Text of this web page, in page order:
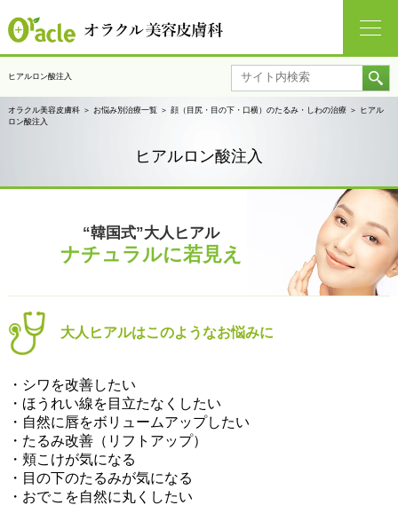
ヒアルロン酸注入
オラクル美容皮膚科＞ お悩み別治療一覧＞ 顔（目尻・目の下・口横）のたるみ・しわの治療＞ ヒアル
ロン酸注入
ヒアルロン酸注入
“韓国式”大人ヒアル
ナチュラルに若見え
大人ヒアルはこのようなお悩みに
・シワを改善したい​
・ほうれい線を目立たなくしたい​
・自然に唇をボリュームアップしたい
・たるみ改善（リフトアップ）
・頬こけが気になる​
・目の下のたるみが気になる​
・おでこを自然に丸くしたい​